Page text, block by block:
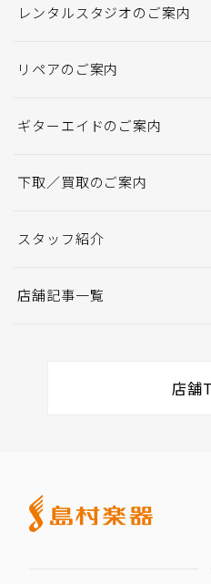
レンタルスタジオのご案内
リペアのご案内
ギターエイドのご案内
下取／買取のご案内
スタッフ紹介
店舗記事一覧
店舗